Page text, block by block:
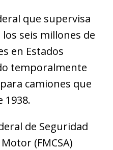
que supervisa
seis millones de
en Estados
temporalmente
camiones que
1938.
de Seguridad
(FMCSA)